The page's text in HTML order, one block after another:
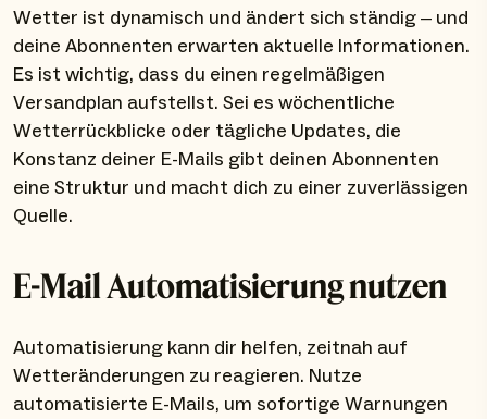
Wetter ist dynamisch und ändert sich ständig – und
deine Abonnenten erwarten aktuelle Informationen.
Es ist wichtig, dass du einen regelmäßigen
Versandplan aufstellst. Sei es wöchentliche
Wetterrückblicke oder tägliche Updates, die
Konstanz deiner E-Mails gibt deinen Abonnenten
eine Struktur und macht dich zu einer zuverlässigen
Quelle.
E-Mail Automatisierung nutzen
Automatisierung kann dir helfen, zeitnah auf
Wetteränderungen zu reagieren. Nutze
automatisierte E-Mails, um sofortige Warnungen